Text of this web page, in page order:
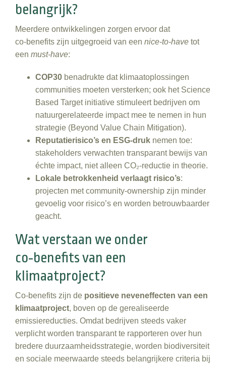
belangrijk?
Meerdere ontwikkelingen zorgen ervoor dat
co‑benefits zijn uitgegroeid van een nice‑to‑have tot
een must‑have:
COP30 benadrukte dat klimaatoplossingen
communities moeten versterken; ook het Science
Based Target initiative stimuleert bedrijven om
natuurgerelateerde impact mee te nemen in hun
strategie (Beyond Value Chain Mitigation).
Reputatierisico’s en ESG‑druk nemen toe:
stakeholders verwachten transparant bewijs van
échte impact, niet alleen CO₂‑reductie in theorie.
Lokale betrokkenheid verlaagt risico’s:
projecten met community‑ownership zijn minder
gevoelig voor risico’s en worden betrouwbaarder
geacht.
Wat verstaan we onder
co‑benefits van een
klimaatproject?
Co‑benefits zijn de positieve neveneffecten van een
klimaatproject, boven op de gerealiseerde
emissiereducties. Omdat bedrijven steeds vaker
verplicht worden transparant te rapporteren over hun
bredere duurzaamheidsstrategie, worden biodiversiteit
en sociale meerwaarde steeds belangrijkere criteria bij